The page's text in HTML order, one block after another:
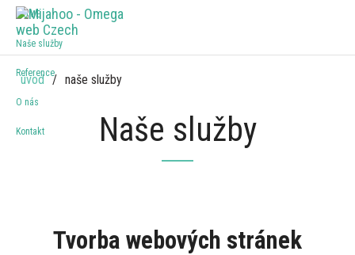
HOME
Naše služby
Reference
O nás
Kontakt
úvod naše služby
Naše služby
Tvorba webových stránek